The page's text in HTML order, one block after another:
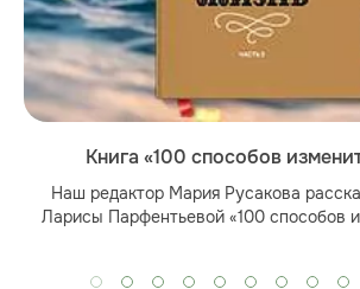
Книга «100 способов
Наш редактор Мария Русакова
Ларисы Парфентьевой «100 способов